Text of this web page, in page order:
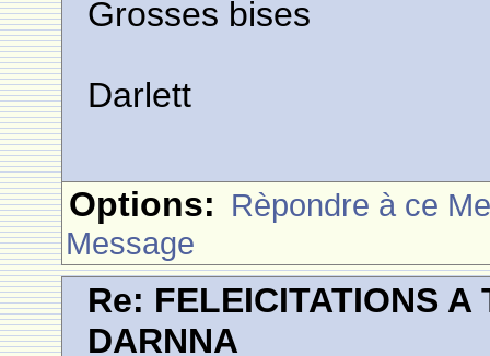
Grosses bises
Darlett
Options: Rèpondre à ce
Message
Re: FELEICITATIONS A
DARNNA